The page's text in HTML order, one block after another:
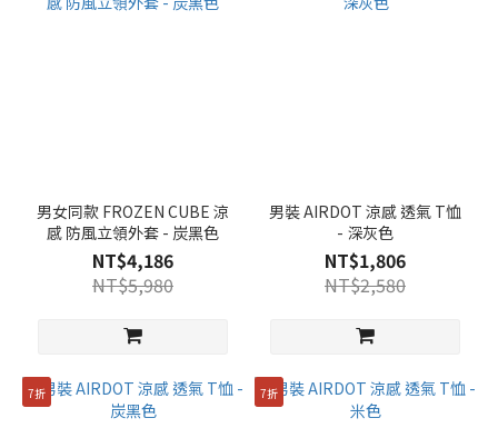
男女同款 FROZEN CUBE 涼
感 防風立領外套 - 炭黑色
NT$4,186
NT$5,980
男裝 AIRDOT 涼感 透氣 T恤
- 深灰色
NT$1,806
NT$2,580
7折 7折